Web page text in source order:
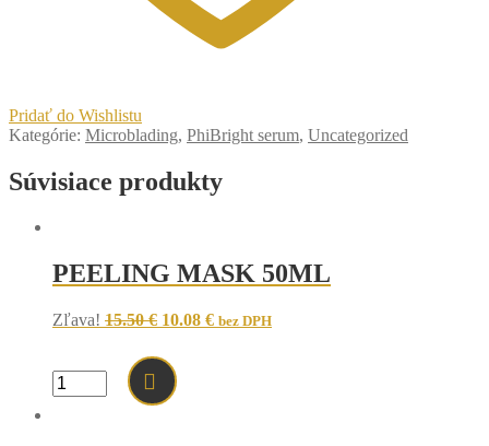
Pridať do Wishlistu
Kategórie: Microblading, PhiBright serum, Uncategorized
Súvisiace produkty
PEELING MASK 50ML
Zľava! 15.50€ Original
was:
15.50 €.
10.08 €Current
bez DPH
množstvo
PEELING